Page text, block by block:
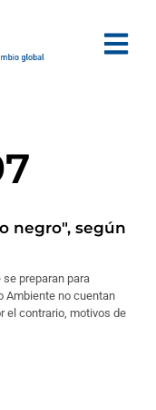
negro", según
preparan para
Ambiente no cuentan
el contrario, motivos de